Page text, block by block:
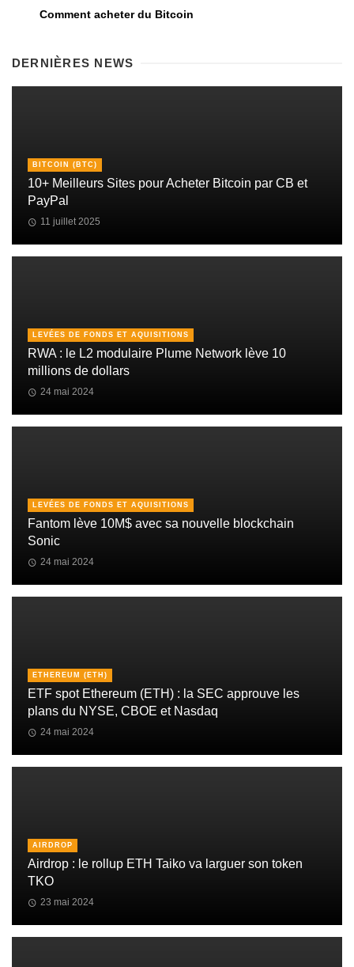
Comment acheter du Bitcoin
DERNIÈRES NEWS
BITCOIN (BTC)
10+ Meilleurs Sites pour Acheter Bitcoin par CB et
PayPal
11 juillet 2025
LEVÉES DE FONDS ET AQUISITIONS
RWA : le L2 modulaire Plume Network lève 10
millions de dollars
24 mai 2024
LEVÉES DE FONDS ET AQUISITIONS
Fantom lève 10M$ avec sa nouvelle blockchain
Sonic
24 mai 2024
ETHEREUM (ETH)
ETF spot Ethereum (ETH) : la SEC approuve les
plans du NYSE, CBOE et Nasdaq
24 mai 2024
AIRDROP
Airdrop : le rollup ETH Taiko va larguer son token
TKO
23 mai 2024